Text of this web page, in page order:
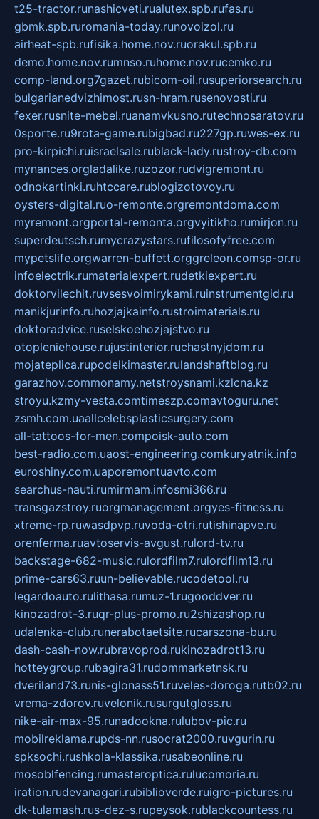
t25-tractor.runashicveti.rualutex.spb.rufas.ru
gbmk.spb.ruromania-today.runovoizol.ru
airheat-spb.rufisika.home.nov.ruorakul.spb.ru
demo.home.nov.rumnso.ruhome.nov.rucemko.ru
comp-land.org7gazet.rubicom-oil.rusuperiorsearch.ru
bulgarianedvizhimost.rusn-hram.rusenovosti.ru
fexer.rusnite-mebel.ruanamvkusno.rutechnosaratov.ru
0sporte.ru9rota-game.rubigbad.ru227gp.ruwes-ex.ru
pro-kirpichi.ruisraelsale.rublack-lady.rustroy-db.com
mynances.orgladalike.ruzozor.rudvigremont.ru
odnokartinki.ruhtccare.rublogizotovoy.ru
oysters-digital.ruo-remonte.orgremontdoma.com
myremont.orgportal-remonta.orgvyitikho.rumirjon.ru
superdeutsch.rumycrazystars.rufilosofyfree.com
mypetslife.orgwarren-buffett.orggreleon.comsp-or.ru
infoelectrik.rumaterialexpert.rudetkiexpert.ru
doktorvilechit.ruvsesvoimirykami.ruinstrumentgid.ru
manikjurinfo.ruhozjajkainfo.rustroimaterials.ru
doktoradvice.ruselskoehozjajstvo.ru
otopleniehouse.rujustinterior.ruchastnyjdom.ru
mojateplica.rupodelkimaster.rulandshaftblog.ru
garazhov.commonamy.netstroysnami.kzlcna.kz
stroyu.kzmy-vesta.comtimeszp.comavtoguru.net
zsmh.com.uaallcelebsplasticsurgery.com
all-tattoos-for-men.compoisk-auto.com
best-radio.com.uaost-engineering.comkuryatnik.info
euroshiny.com.uaporemontuavto.com
searchus-nauti.rumirmam.infosmi366.ru
transgazstroy.ruorgmanagement.orgyes-fitness.ru
xtreme-rp.ruwasdpvp.ruvoda-otri.rutishinapve.ru
orenferma.ruavtoservis-avgust.rulord-tv.ru
backstage-682-music.rulordfilm7.rulordfilm13.ru
prime-cars63.ruun-believable.rucodetool.ru
legardoauto.rulithasa.rumuz-1.rugooddver.ru
kinozadrot-3.ruqr-plus-promo.ru2shizashop.ru
udalenka-club.runerabotaetsite.rucarszona-bu.ru
dash-cash-now.rubravoprod.rukinozadrot13.ru
hotteygroup.rubagira31.rudommarketnsk.ru
dveriland73.runis-glonass51.ruveles-doroga.rutb02.ru
vrema-zdorov.ruvelonik.rusurgutgloss.ru
nike-air-max-95.runadookna.rulubov-pic.ru
mobilreklama.rupds-nn.rusocrat2000.ruvgurin.ru
spksochi.rushkola-klassika.rusabeonline.ru
mosoblfencing.rumasteroptica.rulucomoria.ru
iration.rudevanagari.rubiblioverde.ruigro-pictures.ru
dk-tulamash.rus-dez-s.rupeysok.rublackcountess.ru